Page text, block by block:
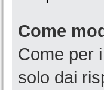
Come
Come per
solo dai